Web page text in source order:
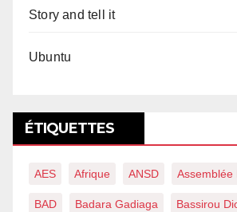
Story and tell it
Ubuntu
ÉTIQUETTES
AES Afrique ANSD Assemblée
BAD Badara Gadiaga Bassirou